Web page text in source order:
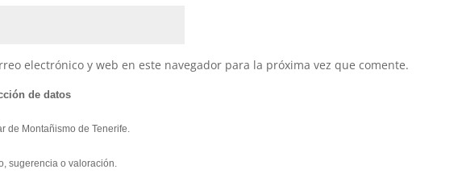
electrónico y web en este navegador para la próxima vez que comente.
de datos
de Montañismo de Tenerife.
sugerencia o valoración.